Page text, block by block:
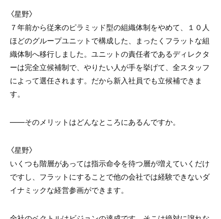
〈星野〉
７年前から従来のピラミッド型の組織体制をやめて、１０人
ほどのグループユニットで構成した、まったくフラットな組
織体制へ移行しました。ユニットの責任者であるディレクタ
ーは完全立候補制で、やりたい人が手を挙げて、全スタッフ
によって選任されます。だから新入社員でも立候補できま
す。
――そのメリットはどんなところにあるんですか。
〈星野〉
いくつも階層があっては指示命令を待つ層が増えていくだけ
ですし、フラットにすることで他の会社では経験できないダ
イナミックな経営参画ができます。